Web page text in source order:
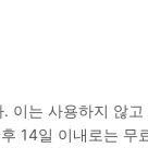
이는 사용하지 않고
14일 이내로는 무